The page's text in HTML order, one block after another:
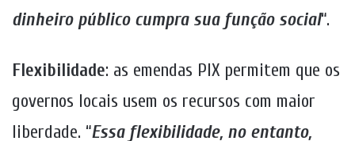
dinheiro público cumpra sua função social“.
Flexibilidade: as emendas PIX permitem que os
governos locais usem os recursos com maior
liberdade. “Essa flexibilidade, no entanto,